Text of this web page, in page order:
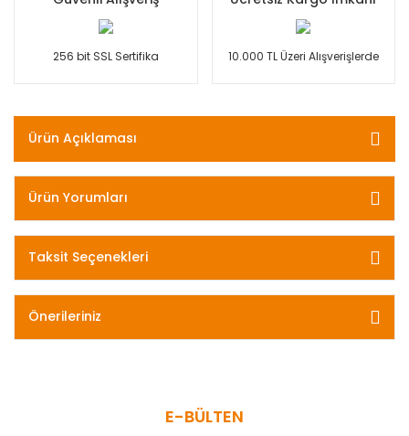
256 bit SSL Sertifika 10.000 TL Üzeri Alışverişlerde
Ürün Açıklaması
Ürün Yorumları
Taksit Seçenekleri
Önerileriniz
E-BÜLTEN